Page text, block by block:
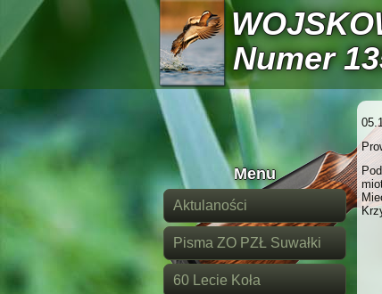
Numer
Menu
Aktulaności
Pisma ZO PZŁ Suwałki
60 Lecie Koła